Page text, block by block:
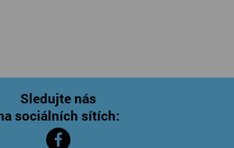
Sledujte nás
sociálních sítích: